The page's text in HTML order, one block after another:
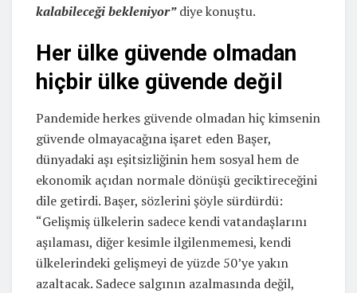
kalabileceği bekleniyor” diye konuştu.
Her ülke güvende olmadan
hiçbir ülke güvende değil
Pandemide herkes güvende olmadan hiç kimsenin
güvende olmayacağına işaret eden Başer,
dünyadaki aşı eşitsizliğinin hem sosyal hem de
ekonomik açıdan normale dönüşü geciktireceğini
dile getirdi. Başer, sözlerini şöyle sürdürdü:
“Gelişmiş ülkelerin sadece kendi vatandaşlarını
aşılaması, diğer kesimle ilgilenmemesi, kendi
ülkelerindeki gelişmeyi de yüzde 50’ye yakın
azaltacak. Sadece salgının azalmasında değil,